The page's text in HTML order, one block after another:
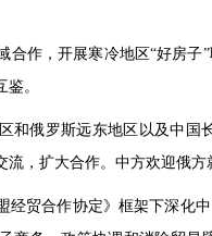
合作，开展寒冷地区“好房
。
和俄罗斯远东地区以及中
流，扩大合作。中方欢迎俄
经贸合作协定》框架下深化